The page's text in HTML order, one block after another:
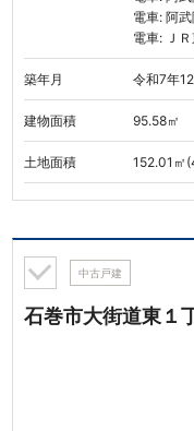
電車: 阿
電車: Ｊ
築年月 令和7年
建物面積 95.58㎡
土地面積 152.01㎡
中古戸建
石巻市大街道東１